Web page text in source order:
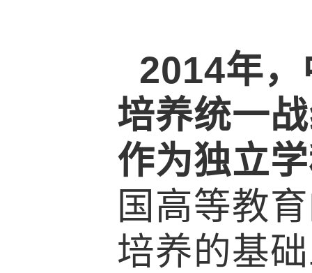
2014年
培养统一
作为独立
国高等教
培养的基